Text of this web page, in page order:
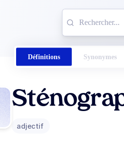
Définitions Synonymes
adjectif